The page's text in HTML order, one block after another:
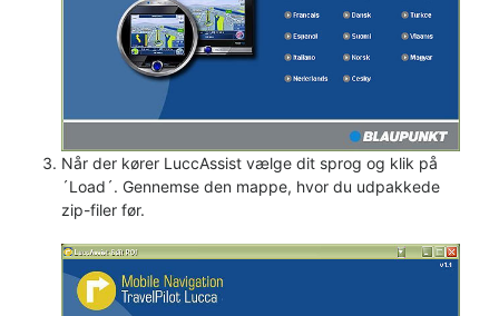
Når der kører LuccAssist vælge dit sprog og klik på
´Load´. Gennemse den mappe, hvor du udpakkede
zip-filer før.